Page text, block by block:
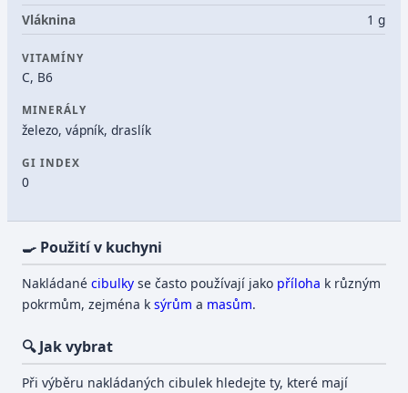
Vláknina
1 g
VITAMÍNY
C, B6
MINERÁLY
železo, vápník, draslík
GI INDEX
0
🍳 Použití v kuchyni
Nakládanécibulky se často používají jako příloha k různým
pokrmům, zejména ksýrům a masům.
🔍 Jak vybrat
Při výběru nakládaných cibulek hledejte ty, které mají